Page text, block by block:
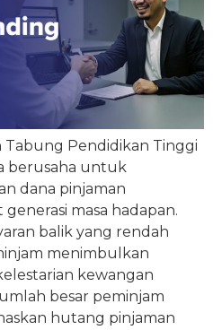
Tabung Pendidikan Tinggi
berusaha untuk
dana pinjaman
masa hadapan.
balik yang rendah
menimbulkan
kewangan
besar peminjam
hutang pinjaman